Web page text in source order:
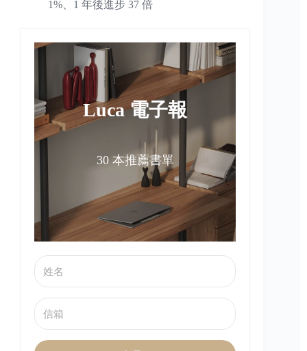
1%、1 年後進步 37 倍
Luca 電子報
30 本推薦書單